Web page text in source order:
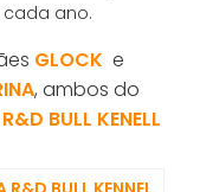
ano.
GLOCK e
, ambos do
R&D BULL KENELL